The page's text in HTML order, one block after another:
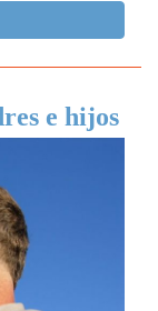
e hijos